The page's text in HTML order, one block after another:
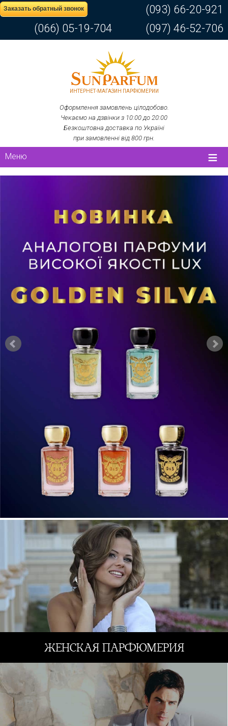
Заказать обратный звонок
(093) 66-20-921
(066) 05-19-704
(097) 46-52-706
ИНТЕРНЕТ-МАГАЗИН ПАРФЮМЕРИИ
Оформлення замовлень цілодобово.
Чекаємо на дзвінки з 10:00 до 20:00
Безкоштовна доставка по Україні
при замовленні від 800 грн.
Меню
ЖЕНСКАЯ ПАРФЮМЕРИЯ